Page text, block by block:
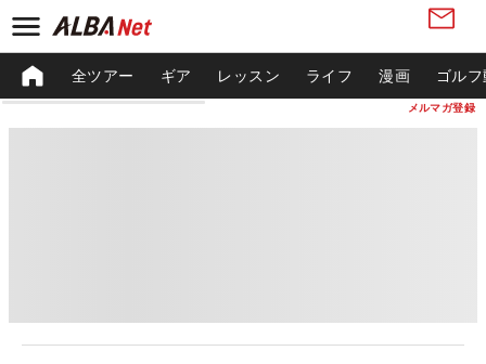
メルマガ登録
全ツアー ギア レッスン ライフ 漫画 ゴル